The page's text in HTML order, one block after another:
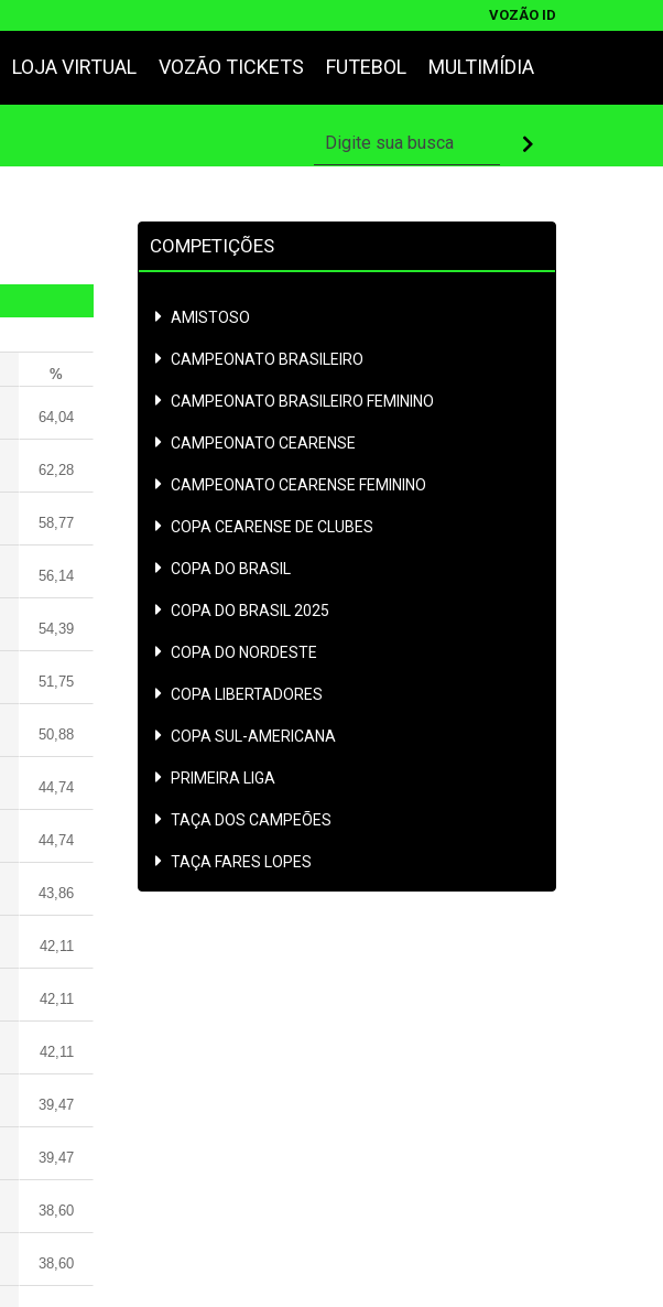
VOZÃO ID
LOJA VIRTUAL VOZÃO TICKETS FUTEBOL MULTIMÍDIA
%
64,04
62,28
58,77
56,14
54,39
51,75
50,88
44,74
44,74
43,86
42,11
42,11
42,11
39,47
39,47
38,60
38,60
COMPETIÇÕES
AMISTOSO
CAMPEONATO BRASILEIRO
CAMPEONATO BRASILEIRO FEMININO
CAMPEONATO CEARENSE
CAMPEONATO CEARENSE FEMININO
COPA CEARENSE DE CLUBES
COPA DO BRASIL
COPA DO BRASIL 2025
COPA DO NORDESTE
COPA LIBERTADORES
COPA SUL-AMERICANA
PRIMEIRA LIGA
TAÇA DOS CAMPEÕES
TAÇA FARES LOPES